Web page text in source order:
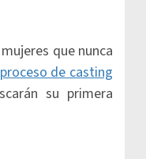
que nunca
de casting
su primera